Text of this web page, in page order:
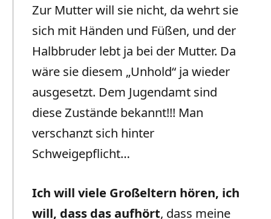
Zur Mutter will sie nicht, da wehrt sie
sich mit Händen und Füßen, und der
Halbbruder lebt ja bei der Mutter. Da
wäre sie diesem „Unhold“ ja wieder
ausgesetzt. Dem Jugendamt sind
diese Zustände bekannt!!! Man
verschanzt sich hinter
Schweigepflicht…
Ich will viele Großeltern hören, ich
will, dass das aufhört, dass meine